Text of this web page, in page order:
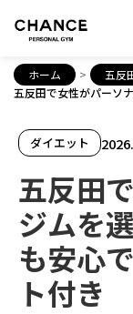
ホーム > 五反
五反田で女性がパーソ
ダイエット
五反田
ジムを
も安心
ト付き